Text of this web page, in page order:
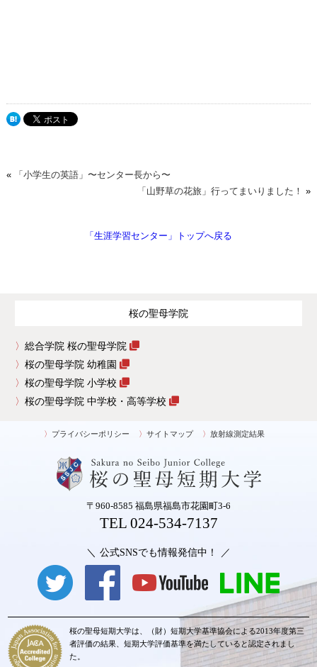
«
「小学生の英語」〜センター長から〜
「山野草の花旅」行ってまいりました！ »
「生涯学習センター」トップへ戻る
桜の聖母学院
総合学院 桜の聖母学院
桜の聖母学院 幼稚園
桜の聖母学院 小学校
桜の聖母学院 中学校・高等学校
〒960-8585 福島県福島市花園町3-6
TEL 024-534-7137
公式SNSでも情報発信中！
桜の聖母短期大学は、（財）短期大学基準協会による2013年度第三
者評価の結果、短期大学評価基準を満たしていると認定されまし
た。
プライバシーポリシー サイトマップ 放射線測定結果